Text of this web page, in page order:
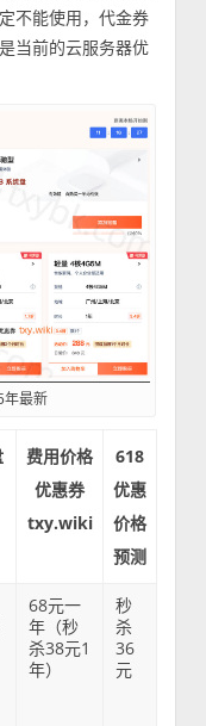
不能使用，代金券
当前的云服务器优
年最新
费用价格
优惠券
txy.wiki
618
优惠
价格
预测
68元一
年（秒
杀38元1
年）
秒
杀
36
元